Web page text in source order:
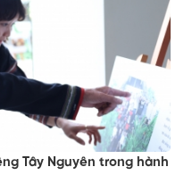
Tây Nguyên trong hành